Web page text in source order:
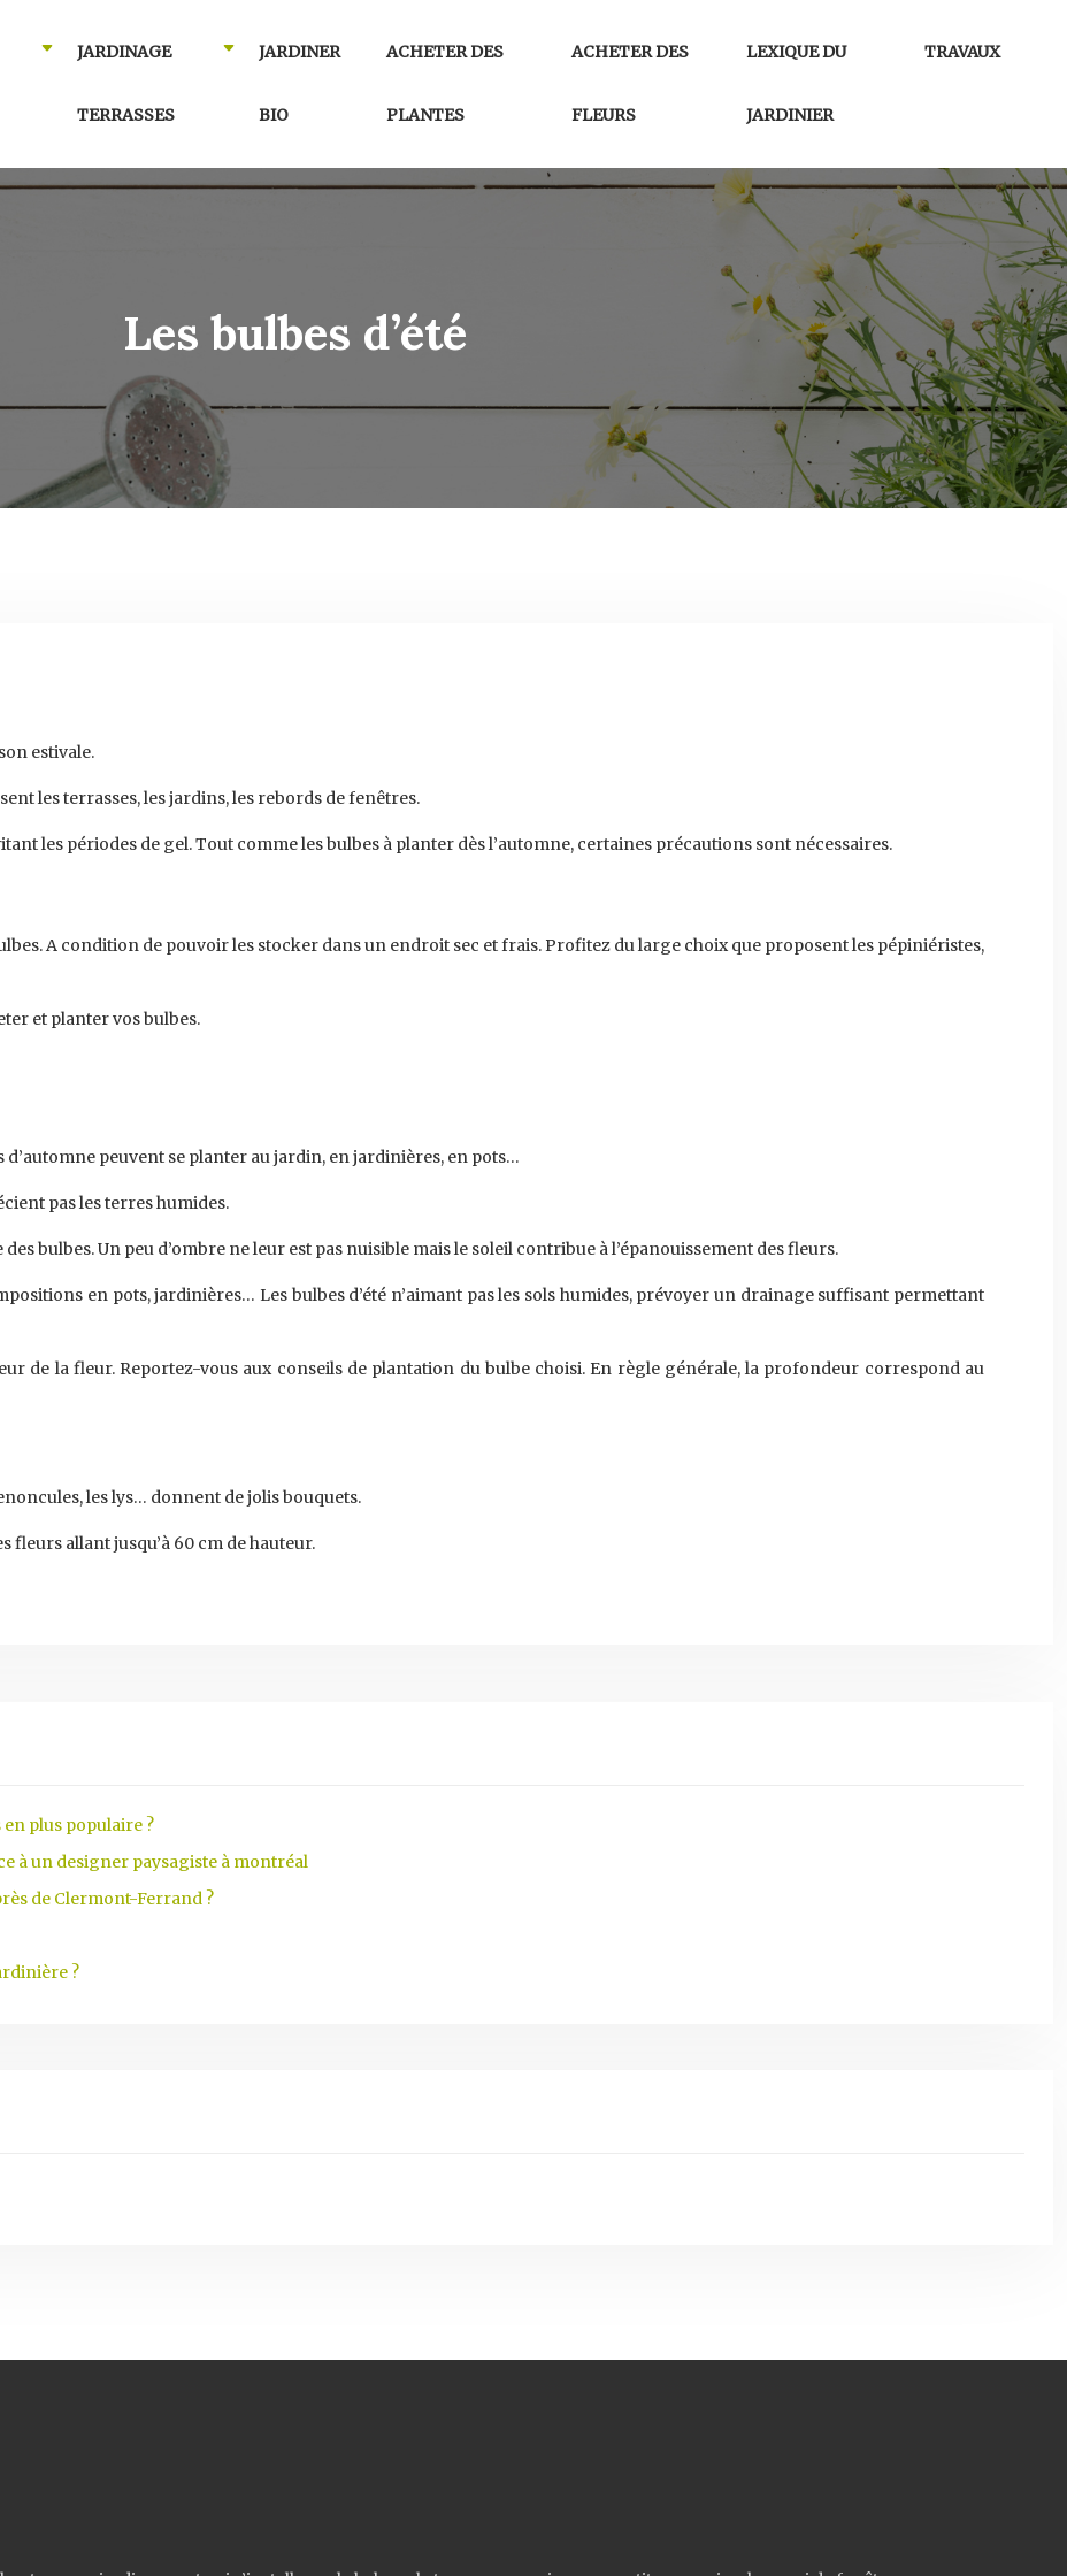
JARDINAGE
TERRASSES
JARDINER
BIO
ACHETER DES
PLANTES
ACHETER DES
FLEURS
LEXIQUE DU
JARDINIER
TRAVAUX
Les bulbes d’été
estivale.
les terrasses, les jardins, les rebords de fenêtres.
les périodes de gel. Tout comme les bulbes à planter dès l’automne, certaines précautions sont nécessaires.
A condition de pouvoir les stocker dans un endroit sec et frais. Profitez du large choix que proposent les pépiniéristes,
et planter vos bulbes.
d’automne peuvent se planter au jardin, en jardinières, en pots…
pas les terres humides.
bulbes. Un peu d’ombre ne leur est pas nuisible mais le soleil contribue à l’épanouissement des fleurs.
en pots, jardinières… Les bulbes d’été n’aimant pas les sols humides, prévoyer un drainage suffisant permettant
de la fleur. Reportez-vous aux conseils de plantation du bulbe choisi. En règle générale, la profondeur correspond au
les lys… donnent de jolis bouquets.
allant jusqu’à 60 cm de hauteur.
plus populaire ?
à un designer paysagiste à montréal
de Clermont-Ferrand ?
?